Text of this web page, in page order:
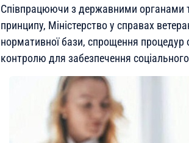
Співпрацюючи з державними органами
принципу, Міністерство у справах
нормативної бази, спрощення процедур
контролю для забезпечення соціального